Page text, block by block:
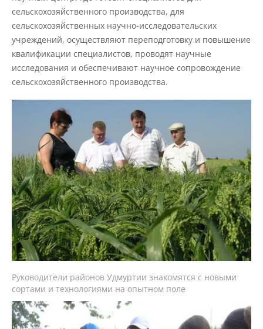
Миссия, цель и ценности УдГАУ
Ректорат
Подразделения
Документы
Федеральные документы
Условия труда на рабочих местах
Закупки
Учебный процесс
сельскохозяйственного производства, для
сельскохозяйственных научно-исследовательских
учреждений, осуществляют переподготовку и повышение
квалификации специалистов, проводят научные
исследования и обеспечивают научное сопровождение
сельскохозяйственного производства.
Руководители районов Удмуртии знакомятся с новыми
сортами и технологиями на опытном поле